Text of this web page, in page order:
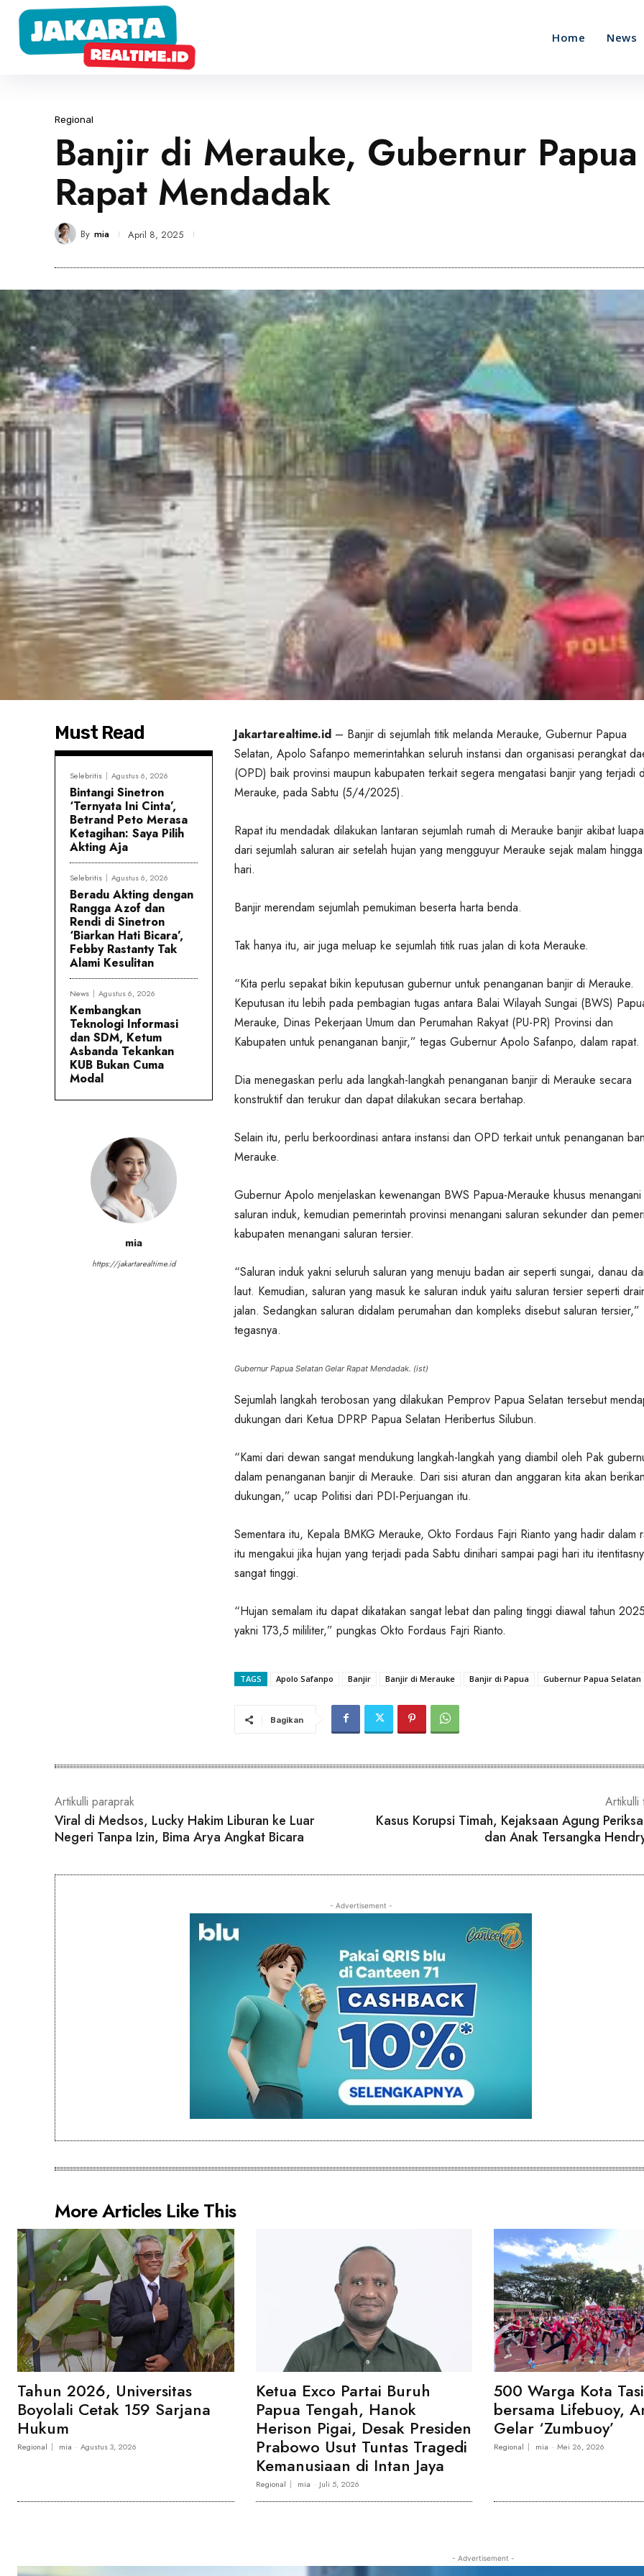
Home News
Regional
Banjir di Merauke, Gubernur
Rapat Mendadak
By mia April 8, 2025
Must Read
Selebritis Agustus 6, 2026
Bintangi Sinetron
‘Ternyata Ini Cinta’,
Betrand Peto Merasa
Ketagihan: Saya Pilih
Akting Aja
Selebritis Agustus 6, 2026
Beradu Akting dengan
Rangga Azof dan
Rendi di Sinetron
‘Biarkan Hati Bicara’,
Febby Rastanty Tak
Alami Kesulitan
News Agustus 6, 2026
Kembangkan
Teknologi Informasi
dan SDM, Ketum
Asbanda Tekankan
KUB Bukan Cuma
Modal
mia
https://jakartarealtime.id
Jakartarealtime.id – Banjir di sejumlah titik melanda Merauke, Gubernur Papua
Selatan, Apolo Safanpo memerintahkan seluruh instansi dan organisasi perangkat
(OPD) baik provinsi maupun kabupaten terkait segera mengatasi banjir yang terjadi
Merauke, pada Sabtu (5/4/2025).
Rapat itu mendadak dilakukan lantaran sejumlah rumah di Merauke banjir akibat
dari sejumlah saluran air setelah hujan yang mengguyur Merauke sejak malam
hari.
Banjir merendam sejumlah pemukiman beserta harta benda.
Tak hanya itu, air juga meluap ke sejumlah titik ruas jalan di kota Merauke.
“Kita perlu sepakat bikin keputusan gubernur untuk penanganan banjir di Merauke.
Keputusan itu lebih pada pembagian tugas antara Balai Wilayah Sungai (BWS)
Merauke, Dinas Pekerjaan Umum dan Perumahan Rakyat (PU-PR) Provinsi dan
Kabupaten untuk penanganan banjir,” tegas Gubernur Apolo Safanpo, dalam rapat.
Dia menegaskan perlu ada langkah-langkah penanganan banjir di Merauke secara
konstruktif dan terukur dan dapat dilakukan secara bertahap.
Selain itu, perlu berkoordinasi antara instansi dan OPD terkait untuk penanganan
Merauke.
Gubernur Apolo menjelaskan kewenangan BWS Papua-Merauke khusus menangani
saluran induk, kemudian pemerintah provinsi menangani saluran sekunder dan
kabupaten menangani saluran tersier.
“Saluran induk yakni seluruh saluran yang menuju badan air seperti sungai, danau
laut. Kemudian, saluran yang masuk ke saluran induk yaitu saluran tersier seperti
jalan. Sedangkan saluran didalam perumahan dan kompleks disebut saluran tersier,”
tegasnya.
Gubernur Papua Selatan Gelar Rapat Mendadak. (ist)
Sejumlah langkah terobosan yang dilakukan Pemprov Papua Selatan tersebut
dukungan dari Ketua DPRP Papua Selatan Heribertus Silubun.
“Kami dari dewan sangat mendukung langkah-langkah yang diambil oleh Pak
dalam penanganan banjir di Merauke. Dari sisi aturan dan anggaran kita akan berikan
dukungan,” ucap Politisi dari PDI-Perjuangan itu.
Sementara itu, Kepala BMKG Merauke, Okto Fordaus Fajri Rianto yang hadir dalam
itu mengakui jika hujan yang terjadi pada Sabtu dinihari sampai pagi hari itu
sangat tinggi.
“Hujan semalam itu dapat dikatakan sangat lebat dan paling tinggi diawal tahun
yakni 173,5 mililiter,” pungkas Okto Fordaus Fajri Rianto.
TAGS Apolo Safanpo Banjir Banjir di Merauke Banjir di Papua Gubernur Papua Selatan
Bagikan
Artikulli paraprak
Viral di Medsos, Lucky Hakim Liburan ke Luar
Negeri Tanpa Izin, Bima Arya Angkat Bicara
Artikulli
Kasus Korupsi Timah, Kejaksaan Agung
dan Anak Tersangka
- Advertisement -
More Articles Like This
Tahun 2026, Universitas
Boyolali Cetak 159 Sarjana
Hukum
Regional mia - Agustus 3, 2026
Ketua Exco Partai Buruh
Papua Tengah, Hanok
Herison Pigai, Desak Presiden
Prabowo Usut Tuntas Tragedi
Kemanusiaan di Intan Jaya
Regional mia - Juli 5, 2026
500 Warga Kota
bersama Lifebuoy,
Gelar ‘Zumbuoy’
Regional mia - Mei 26, 2026
- Advertisement -